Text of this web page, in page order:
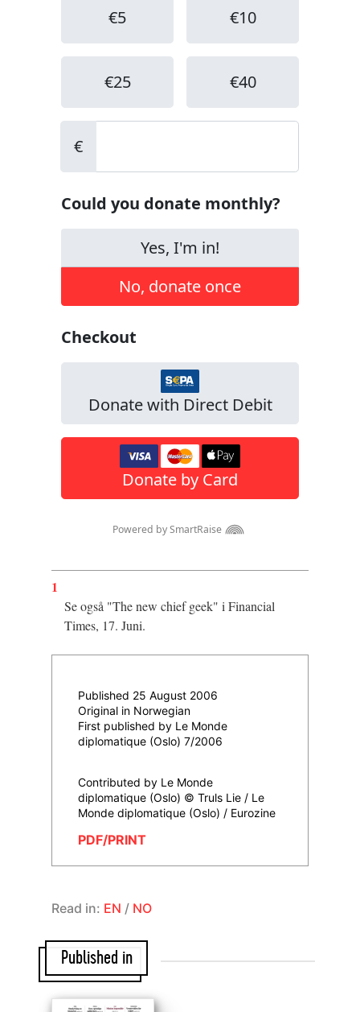
1
Se også "The new chief geek" i Financial
Times, 17. Juni.
Published 25 August 2006
Original in Norwegian
First published by Le Monde
diplomatique (Oslo) 7/2006
Contributed by Le Monde
diplomatique (Oslo) © Truls Lie / Le
Monde diplomatique (Oslo) / Eurozine
PDF/PRINT
Read in: EN / NO
Published in